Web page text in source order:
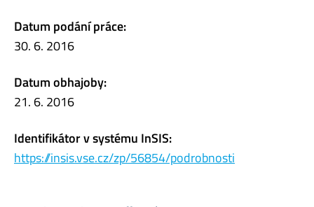
Datum podání práce:
30. 6. 2016
Datum obhajoby:
21. 6. 2016
Identifikátor v systému InSIS:
https://insis.vse.cz/zp/56854/podrobnosti